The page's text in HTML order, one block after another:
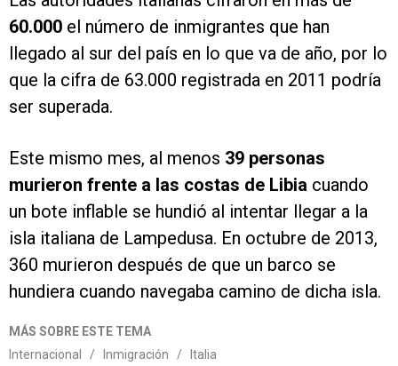
60.000 el número de inmigrantes que han
llegado al sur del país en lo que va de año, por lo
que la cifra de 63.000 registrada en 2011 podría
ser superada.
Este mismo mes, al menos 39 personas
murieron frente a las costas de Libia cuando
un bote inflable se hundió al intentar llegar a la
isla italiana de Lampedusa. En octubre de 2013,
360 murieron después de que un barco se
hundiera cuando navegaba camino de dicha isla.
MÁS SOBRE ESTE TEMA
Internacional
/ Inmigración / Italia